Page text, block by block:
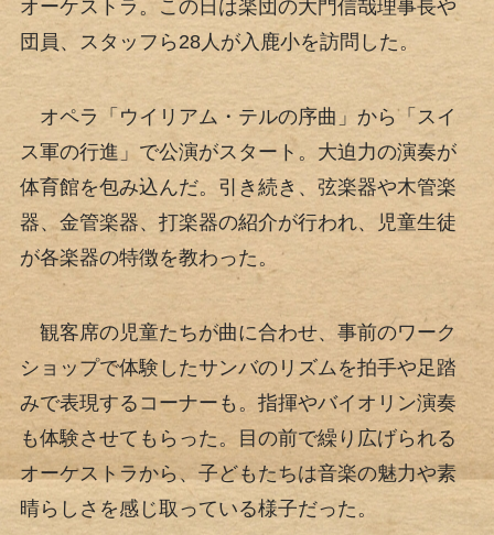
オーケストラ。この日は楽団の大門信哉理事長や
団員、スタッフら28人が入鹿小を訪問した。
オペラ「ウイリアム・テルの序曲」から「スイ
ス軍の行進」で公演がスタート。大迫力の演奏が
体育館を包み込んだ。引き続き、弦楽器や木管楽
器、金管楽器、打楽器の紹介が行われ、児童生徒
が各楽器の特徴を教わった。
観客席の児童たちが曲に合わせ、事前のワーク
ショップで体験したサンバのリズムを拍手や足踏
みで表現するコーナーも。指揮やバイオリン演奏
も体験させてもらった。目の前で繰り広げられる
オーケストラから、子どもたちは音楽の魅力や素
晴らしさを感じ取っている様子だった。